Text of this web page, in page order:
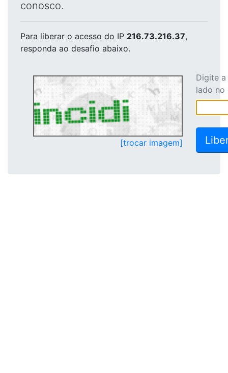
conosco.
Para liberar o acesso do IP 216.73.216.37,
responda ao desafio abaixo.
[trocar imagem]
Digite
lado no